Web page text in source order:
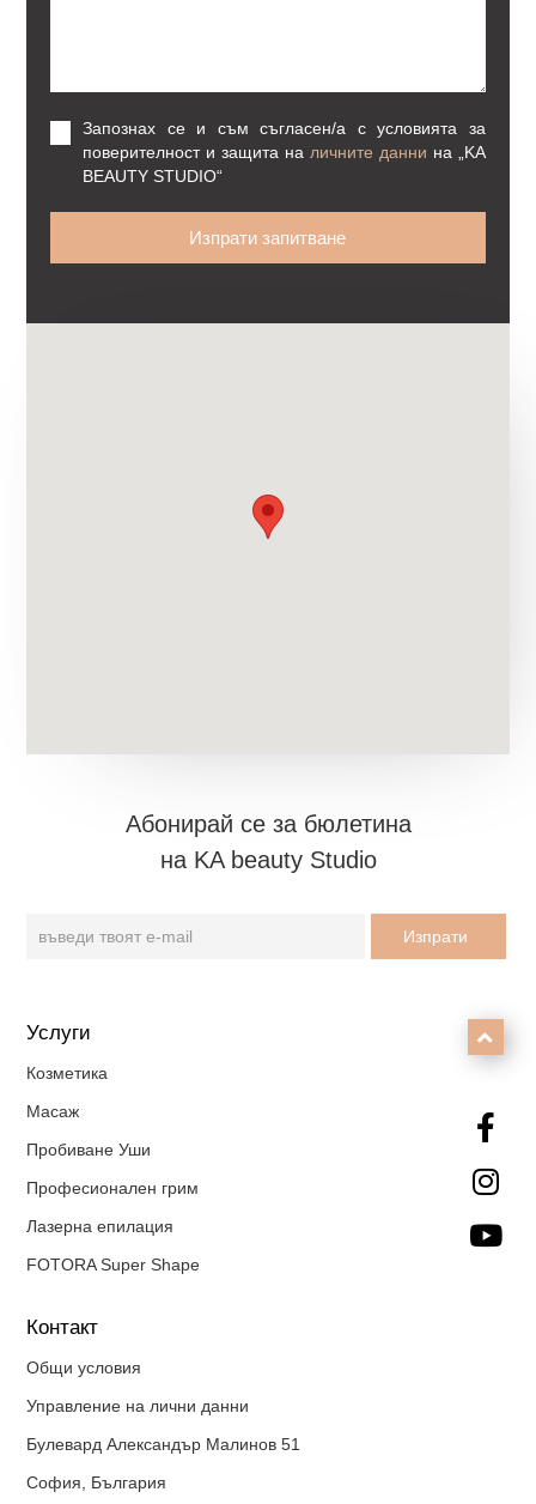
Запознах се и съм съгласен/а с условията за
поверителност и защита на личните данни на
„KA
BEAUTY STUDIO“
Aбонирай се за бюлетина
на KA beauty Studio
Услуги
Козметика
Масаж
Пробиване Уши
Професионален грим
Лазерна епилация
FOTORA Super Shape
Контакт
Общи условия
Управление на лични данни
Булевард Александър Малинов 51
София, България



